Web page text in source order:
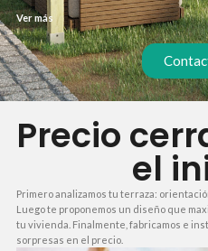
quienes buscan ampliar su espacio
diseño a medida, protegen del sol y
nuestra experiencia, la clave está en
que garantice un trabajo limpio y
Ver más
Precio
el
Primero analizamos tu terraza:
Luego te proponemos un diseño que
tu vivienda. Finalmente, fabricamos e
sorpresas en el precio.